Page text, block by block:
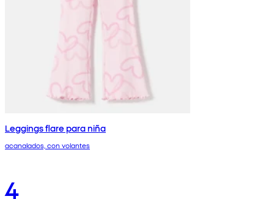
Leggings flare para niña
acanalados, con volantes
4